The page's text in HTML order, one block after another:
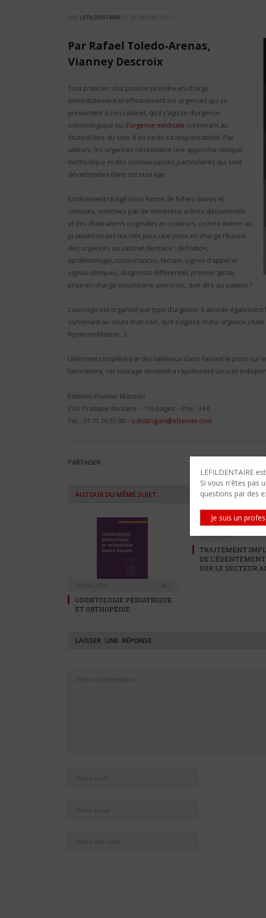
LEFILDENTAIRE
Si vous n'êtes​ pas
questions par des
Je suis un
PAR LEFILDENTAIRE LE 18 JANVIER 2011
Par Rafael Toledo-Arenas,
Vianney Descroix
Tout praticien doit pouvoir prendre en charge
immédiatement et efficacement les urgences qui se
présentent à son cabinet, qu’il s’agisse d’urgence
odontologique ou d’urgence médicale survenant au
fauteuil lors du soin. Il en va de sa responsabilité. Par
ailleurs, les urgences nécessitent une approche clinique
méthodique et des connaissances particulières qui sont
développées dans cet ouvrage.
Entièrement rédigé sous forme de fiches claires et
concises, enrichies par de nombreux arbres décisionnels
et des illustrations originales en couleurs, ce livre donne au
praticien toutes les clés pour une prise en charge réussie
des urgences au cabinet dentaire : définition,
épidémiologie, circonstances, terrain, signes d’appel et
signes cliniques, diagnostic différentiel, premier geste,
prise en charge secondaire, pronostic, que dire au patient ?
L’ouvrage est organisé par type d’urgence. Il aborde
survenant au cours d’un soin, qu’il s’agisse d’une urgence
hyperventilation…).
Utilement complété par des tableaux clairs faisant le point sur
laboratoire, cet ouvrage deviendra rapidement un outil
Éditions Elsevier Masson
Coll. Pratique dentaire – 176 pages – Prix : 74 €
Tél. : 01 71 16 55 00 – c.distinguin@elsevier.com
PARTAGER
AUTOUR DU MÊME SUJET
ODONTOLOGIE PÉDIATRIQUE
ET ORTHOPÉDIE
27 AVRIL 2022
TRAITEMENT
DE
SUR LE SECTEUR
LAISSER UNE RÉPONSE